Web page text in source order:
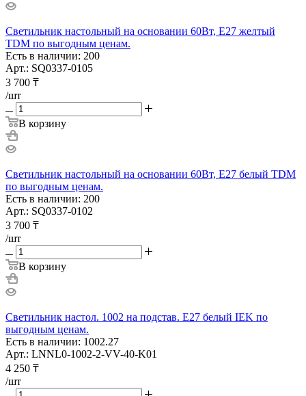
Светильник настольный на основании 60Вт, E27 желтый
TDM по выгодным ценам.
Есть в наличии: 200
Арт.: SQ0337-0105
3 700 ₸
/шт
В корзину
Светильник настольный на основании 60Вт, E27 белый TDM
по выгодным ценам.
Есть в наличии: 200
Арт.: SQ0337-0102
3 700 ₸
/шт
В корзину
Светильник настол. 1002 на подстав. Е27 белый IEK по
выгодным ценам.
Есть в наличии: 1002.27
Арт.: LNNL0-1002-2-VV-40-K01
4 250 ₸
/шт